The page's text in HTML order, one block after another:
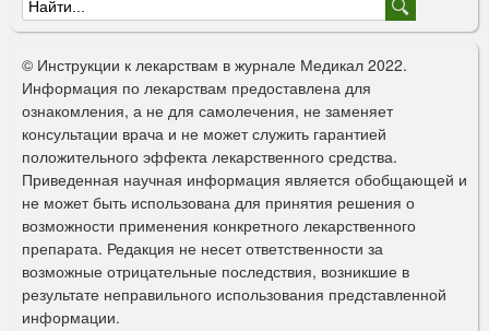
Ф
о
р
м
а
п
о
и
с
к
© Инструкции к лекарствам в журнале Медикал 2022.
Информация по лекарствам предоставлена для
ознакомления, а не для самолечения, не заменяет
консультации врача и не может служить гарантией
положительного эффекта лекарственного средства.
Приведенная научная информация является обобщающей и
не может быть использована для принятия решения о
возможности применения конкретного лекарственного
препарата. Редакция не несет ответственности за
возможные отрицательные последствия, возникшие в
результате неправильного использования представленной
информации.